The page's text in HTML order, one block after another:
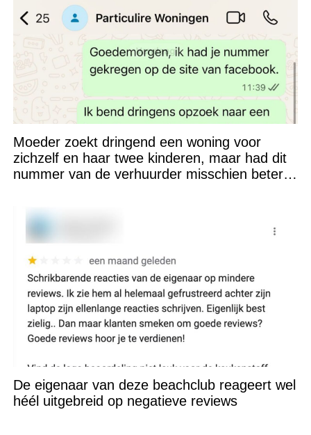
Moeder zoekt dringend een woning voor
zichzelf en haar twee kinderen, maar had dit
nummer van de verhuurder misschien beter
De eigenaar van deze beachclub reageert wel
héél uitgebreid op negatieve reviews